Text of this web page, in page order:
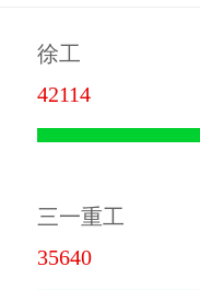
徐工
42114
三一重工
35640